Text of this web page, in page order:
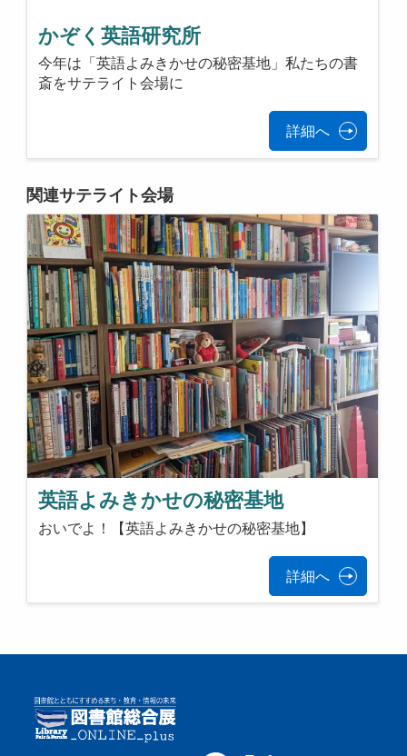
かぞく英語研究所
今年は「英語よみきかせの秘密基地」私たちの書
斎をサテライト会場に
詳細へ
関連サテライト会場
英語よみきかせの秘密基地
おいでよ！【英語よみきかせの秘密基地】
詳細へ